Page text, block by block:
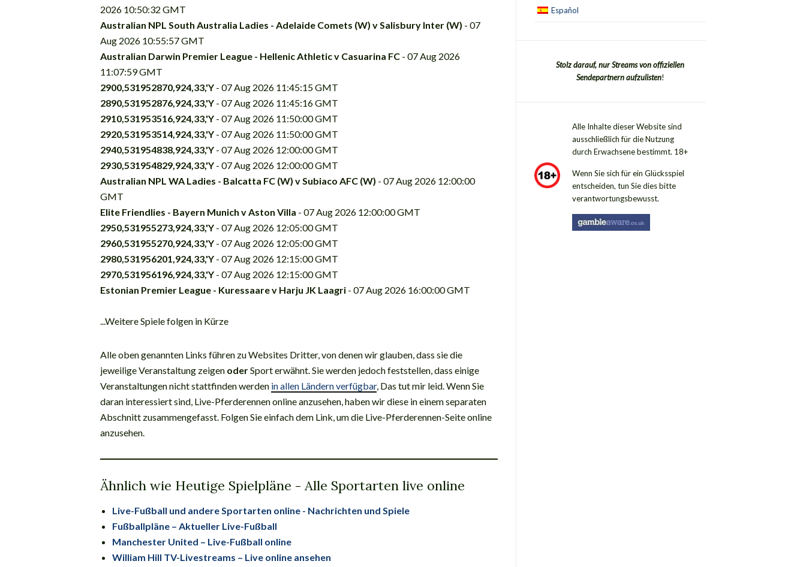
2026 10:50:32 GMT
Australian NPL South Australia Ladies - Adelaide Comets (W) v Salisbury Inter (W) - 07
Aug 2026 10:55:57 GMT
Australian Darwin Premier League - Hellenic Athletic v Casuarina FC - 07 Aug 2026
11:07:59 GMT
2900,531952870,924,33,'Y - 07 Aug 2026 11:45:15 GMT
2890,531952876,924,33,'Y - 07 Aug 2026 11:45:16 GMT
2910,531953516,924,33,'Y - 07 Aug 2026 11:50:00 GMT
2920,531953514,924,33,'Y - 07 Aug 2026 11:50:00 GMT
2940,531954838,924,33,'Y - 07 Aug 2026 12:00:00 GMT
2930,531954829,924,33,'Y - 07 Aug 2026 12:00:00 GMT
Australian NPL WA Ladies - Balcatta FC (W) v Subiaco AFC (W) - 07 Aug 2026 12:00:00
GMT
Elite Friendlies - Bayern Munich v Aston Villa - 07 Aug 2026 12:00:00 GMT
2950,531955273,924,33,'Y - 07 Aug 2026 12:05:00 GMT
2960,531955270,924,33,'Y - 07 Aug 2026 12:05:00 GMT
2980,531956201,924,33,'Y - 07 Aug 2026 12:15:00 GMT
2970,531956196,924,33,'Y - 07 Aug 2026 12:15:00 GMT
Estonian Premier League - Kuressaare v Harju JK Laagri - 07 Aug 2026 16:00:00 GMT
...Weitere Spiele folgen in Kürze
Alle oben genannten Links führen zu Websites Dritter, von denen wir glauben, dass sie die
jeweilige Veranstaltung zeigen oderSport erwähnt. Sie werden jedoch feststellen, dass einige
Veranstaltungen nicht stattfinden werden in allen Ländern verfügbar, Das tut mir leid. Wenn Sie
daran interessiert sind, Live-Pferderennen online anzusehen, haben wir diese in einem separaten
Abschnitt zusammengefasst. Folgen Sie einfach dem Link, um die Live-Pferderennen-Seite online
anzusehen.
Ähnlich wie Heutige Spielpläne - Alle Sportarten live online
Live-Fußball und andere Sportarten online - Nachrichten und Spiele
Fußballpläne – Aktueller Live-Fußball
Manchester United – Live-Fußball online
William Hill TV-Livestreams – Live online ansehen
Español
Stolz darauf, nur Streams von offiziellen
Sendepartnern aufzulisten!
Alle Inhalte dieser Website sind
ausschließlich für die Nutzung
durch Erwachsene bestimmt. 18+
Wenn Sie sich für ein Glücksspiel
entscheiden, tun Sie dies bitte
verantwortungsbewusst.